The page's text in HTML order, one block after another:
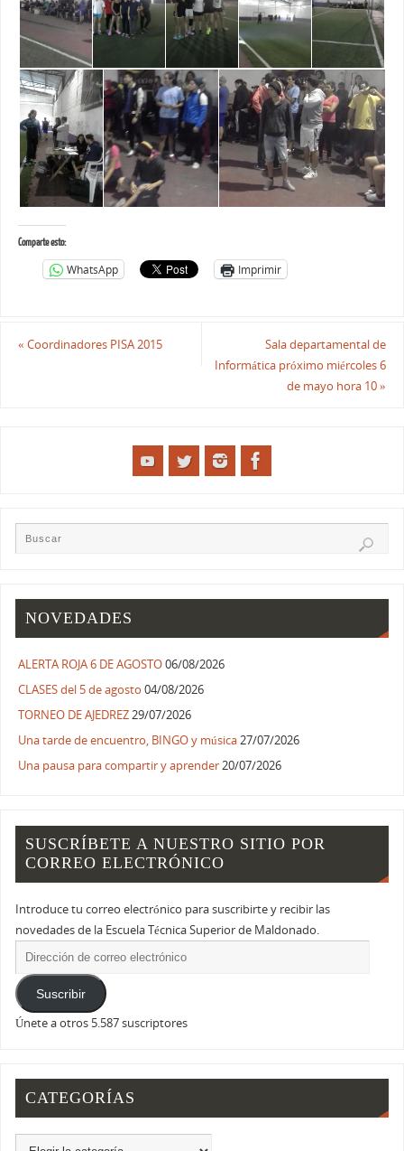
Comparte esto:
WhatsApp Imprimir
« Coordinadores PISA 2015
Sala departamental de
Informática próximo miércoles 6
de mayo hora 10»
NOVEDADES
ALERTA ROJA 6 DE AGOSTO06/08/2026
CLASES del 5 de agosto 04/08/2026
TORNEO DE AJEDREZ29/07/2026
Una tarde de encuentro, BINGO y música27/07/2026
Una pausa para compartir y aprender20/07/2026
SUSCRÍBETE A NUESTRO SITIO POR
CORREO ELECTRÓNICO
Introduce tu correo electrónico para suscribirte y recibir las
novedades de la Escuela Técnica Superior de Maldonado.
Suscribir
Únete a otros 5.587 suscriptores
CATEGORÍAS